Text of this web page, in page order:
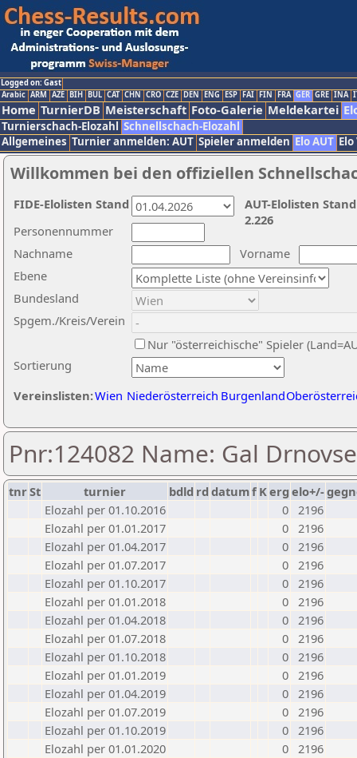
Logged on: Gast
Arabic ARM AZE BIH BUL CAT CHN CRO CZE DEN ENG ESP FAI FIN FRA GER GRE INA
Home TurnierDB Meisterschaft Foto-Galerie Meldekartei
Turnierschach-Elozahl Schnellschach-Elozahl
Allgemeines Turnier anmelden: AUT Spieler anmelden Elo AUT
Willkommen bei den offiziellen
Nachname
Vorname
Ebene
Sortierung
Personennummer
Bundesland
Spgem./Kreis/Verein
Nur "österreichische" Spieler
Vereinslisten:Wien Niederösterreich Burgenland
AUT-Elolisten
2.226
FIDE-Elolisten Stand
Pnr:124082 Name: Gal
tnrSt turnier bdld rd datumf Kerg elo+/-
Elozahl per 01.10.2016
0 2196
Elozahl per 01.01.2017
0 2196
Elozahl per 01.04.2017
0 2196
Elozahl per 01.07.2017
0 2196
Elozahl per 01.10.2017
0 2196
Elozahl per 01.01.2018
0 2196
Elozahl per 01.04.2018
0 2196
Elozahl per 01.07.2018
0 2196
Elozahl per 01.10.2018
0 2196
Elozahl per 01.01.2019
0 2196
Elozahl per 01.04.2019
0 2196
Elozahl per 01.07.2019
0 2196
Elozahl per 01.10.2019
0 2196
Elozahl per 01.01.2020
0 2196